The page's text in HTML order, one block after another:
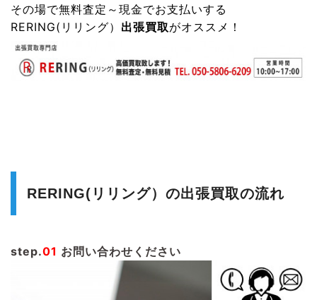
その場で無料査定～現金でお支払いする
RERING(リリング） 出張買取がオススメ！
RERING(リリング）の出張買取の流れ
step.01 お問い合わせください